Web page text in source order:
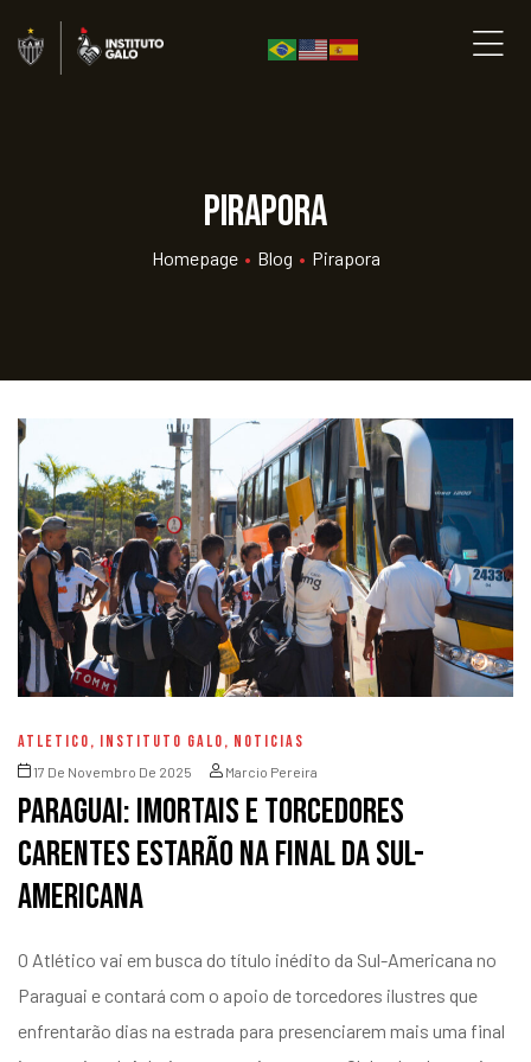
Pirapora
Homepage • Blog • Pirapora
ATLETICO, INSTITUTO GALO, NOTICIAS
17 De Novembro De 2025 Marcio Pereira
Paraguai: Imortais e torcedores
carentes estarão na final da Sul-
Americana
O Atlético vai em busca do título inédito da Sul-Americana no
Paraguai e contará com o apoio de torcedores ilustres que
enfrentarão dias na estrada para presenciarem mais uma final